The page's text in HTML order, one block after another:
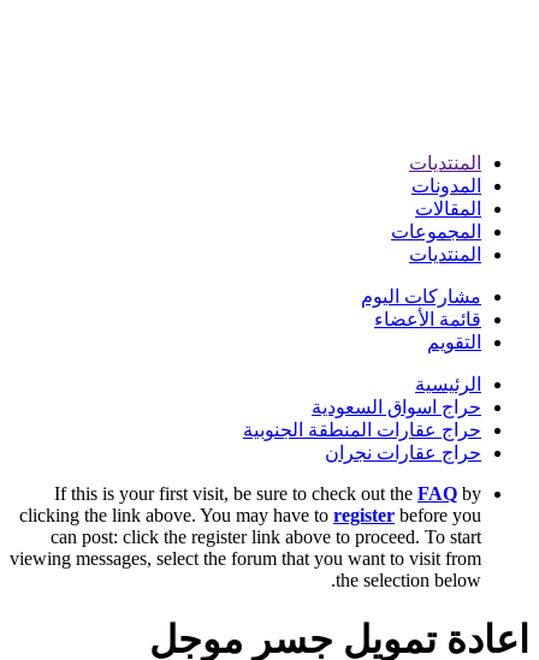
المنتديات
المدونات
المقالات
المجموعات
المنتديات
مشاركات اليوم
قائمة الأعضاء
التقويم
الرئيسية
حراج اسواق السعودية
حراج عقارات المنطقة الجنوبية
حراج عقارات نجران
If this is your first visit, be sure to check out the FAQ by
clicking the link above. You may have to register before you
can post: click the register link above to proceed. To start
viewing messages, select the forum that you want to visit from
the selection below.
اعادة تمويل جسر موجل